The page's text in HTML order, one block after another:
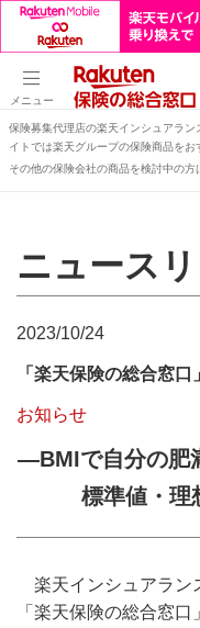
メニュー
保険募集代理店の楽天インシュアラ
イトでは楽天グループの保険商品をお
その他の保険会社の商品を検討中の方
ニュース
2023/10/24
「楽天保険の総合窓
お知らせ
―BMIで自分の肥
標準値・
楽天インシュアラン
「楽天保険の総合窓